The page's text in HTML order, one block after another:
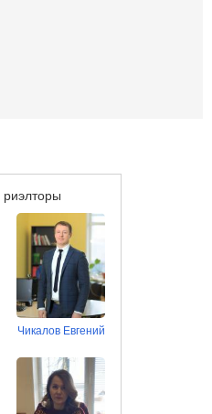
Чикалов Евгений